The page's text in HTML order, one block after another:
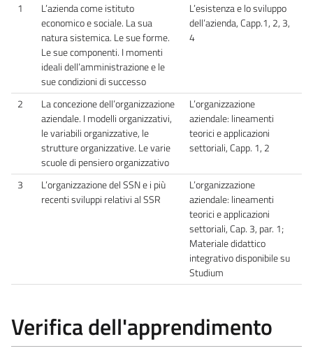
1
L’azienda come istituto
economico e sociale. La sua
natura sistemica. Le sue forme.
Le sue componenti. I momenti
ideali dell’amministrazione e le
sue condizioni di successo
L’esistenza e lo sviluppo
dell’azienda, Capp.1, 2, 3,
4
2
La concezione dell’organizzazione
aziendale. I modelli organizzativi,
le variabili organizzative, le
strutture organizzative. Le varie
scuole di pensiero organizzativo
L’organizzazione
aziendale: lineamenti
teorici e applicazioni
settoriali, Capp. 1, 2
3
L’organizzazione del SSN e i più
recenti sviluppi relativi al SSR
L’organizzazione
aziendale: lineamenti
teorici e applicazioni
settoriali, Cap. 3, par. 1;
Materiale didattico
integrativo disponibile su
Studium
Verifica dell'apprendimento